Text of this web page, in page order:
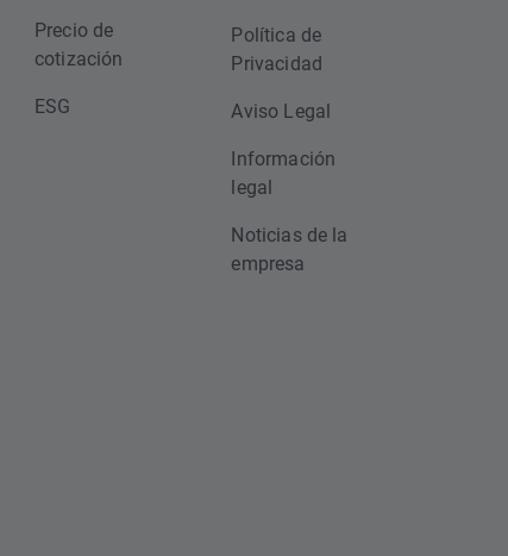
Precio de
cotización
ESG
Política de
Privacidad
Aviso Legal
Información
legal
Noticias de la
empresa